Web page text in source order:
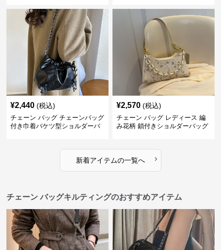
¥2,440 (税込)
チェーン バッグ チェーンバッグ
付き巾着バケツ型ショルダーバ
¥2,570 (税込)
チェーン バッグ レディース 編
み花柄 鎖付きショルダーバッグ
新着アイテムの一覧へ ›
チェーン バッグキルティングのおすすめアイテム